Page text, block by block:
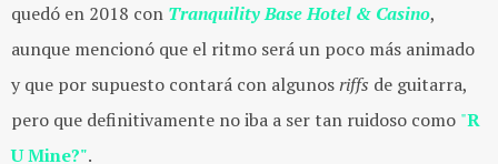
quedó en 2018 con Tranquility Base Hotel & Casino,
aunque mencionó que el ritmo será un poco más animado
y que por supuesto contará con algunosriffs de guitarra,
pero que definitivamente no iba a ser tan ruidoso como "R
U Mine?".